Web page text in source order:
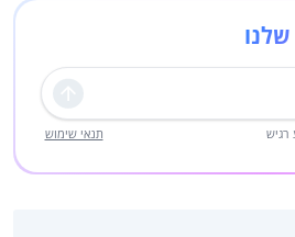
שליחה
רגיש תנאי שימוש